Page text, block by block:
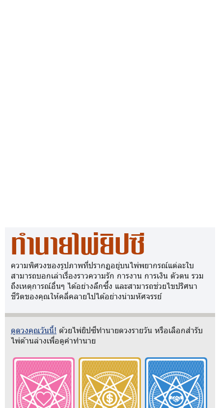
ทำนายไพ่ยิปซี
ความพิศวงของรูปภาพที่ปรากฏอยู่บนไพ่พยากรณ์แต่ละใบ
สามารถบอกเล่าเรื่องราวความรัก การงาน การเงิน ตัวตน รวม
ถึงเหตุการณ์อื่นๆ ได้อย่างลึกซึ้ง และสามารถช่วยไขปริศนา
ชีวิตของคุณให้คลี่คลายไปได้อย่างน่ามหัศจรรย์
ดูดวงคุณวันนี้! ด้วยไพ่ยิปซีทำนายดวงรายวัน หรือเลือกสำรับ
ไพ่ด้านล่างเพื่อดูคำทำนาย